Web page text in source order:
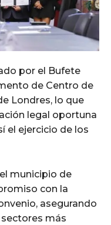
por el Bufete
de Centro de
Londres, lo que
legal oportuna
el ejercicio de los
municipio de
con la
asegurando
más